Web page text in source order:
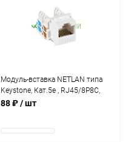
В наличии
Модуль-вставка NETLAN типа
Keystone, Кат.5e , RJ45/8P8C,
110/KRONE, T568A/B,
88 ₽/ шт